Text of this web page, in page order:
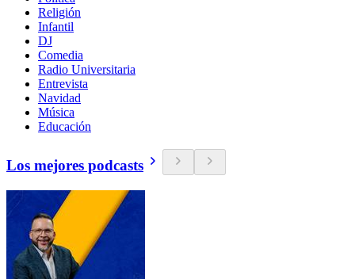
Religión
Infantil
DJ
Comedia
Radio Universitaria
Entrevista
Navidad
Música
Educación
Los mejores podcasts